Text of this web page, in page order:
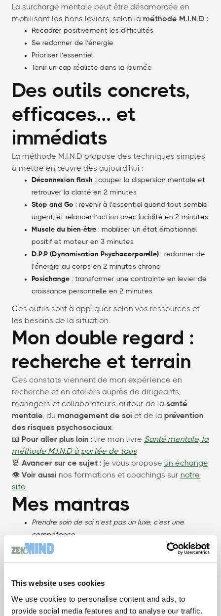
This website uses cookies
We use cookies to personalise content and ads, to
provide social media features and to analyse our traffic.
La surcharge mentale peut être désamorcée en
mobilisant les bons leviers, selon la méthode M.I.N.D :
Recadrer positivement les difficultés
Se redonner de l’énergie
Prioriser l’essentiel
Tenir un cap réaliste dans la journée
Des outils concrets,
efficaces… et
immédiats
La méthode M.I.N.D propose des techniques simples
à mettre en œuvre dès aujourd’hui :
Déconnexion flash : couper la dispersion mentale et
retrouver la clarté en 2 minutes
Stop and Go : revenir à l’essentiel quand tout semble
urgent, et relancer l’action avec lucidité en 2 minutes
Muscle du bien-être : mobiliser un état émotionnel
positif et moteur en 3 minutes
D.P.P (Dynamisation Psychocorporelle) : redonner de
l’énergie au corps en 2 minutes chrono
Posichange : transformer une contrainte en levier de
croissance personnelle en 2 minutes
Ces outils sont à appliquer selon vos ressources et
les besoins de la situation.
Mon double regard :
recherche et terrain
Ces constats viennent de mon expérience en
recherche et en ateliers auprès de dirigeants,
managers et collaborateurs, autour de la santé
mentale, du management de soi et de la prévention
des risques psychosociaux.
📖 Pour aller plus loin : lire mon livre Santé mentale, la
méthode M.I.N.D à portée de tous
📆 Avancer sur ce sujet : je vous propose un échange
👁 Voir aussi nos formations et coachings sur notre
site
Mes mantras
Prendre soin de soi n’est pas un luxe, c’est une
compétence.
Prendre soin des autres n’est pas seulement un
« Santé mentale,